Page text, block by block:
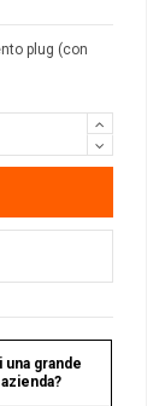
plug (con
una grande
azienda?